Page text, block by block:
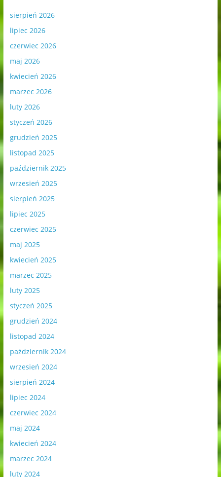
sierpień 2026
lipiec 2026
czerwiec 2026
maj 2026
kwiecień 2026
marzec 2026
luty 2026
styczeń 2026
grudzień 2025
listopad 2025
październik 2025
wrzesień 2025
sierpień 2025
lipiec 2025
czerwiec 2025
maj 2025
kwiecień 2025
marzec 2025
luty 2025
styczeń 2025
grudzień 2024
listopad 2024
październik 2024
wrzesień 2024
sierpień 2024
lipiec 2024
czerwiec 2024
maj 2024
kwiecień 2024
marzec 2024
luty 2024